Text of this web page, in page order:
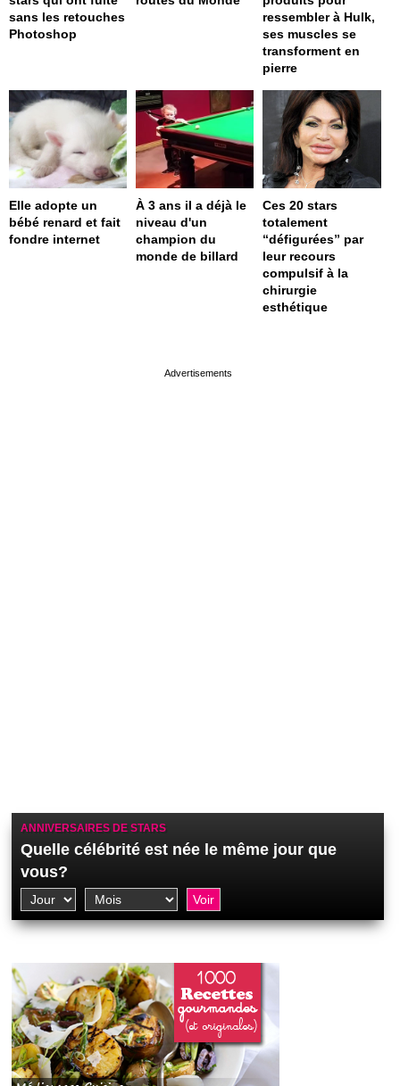
sans les retouches
Photoshop
ressembler à Hulk,
ses muscles se
transforment en
pierre
Elle adopte un
bébé renard et fait
fondre internet
À 3 ans il a déjà le
niveau d'un
champion du
monde de billard
Ces 20 stars
totalement
“défigurées” par
leur recours
compulsif à la
chirurgie
esthétique
ANNIVERSAIRES DE STARS
Quelle célébrité est née le même jour que
vous?